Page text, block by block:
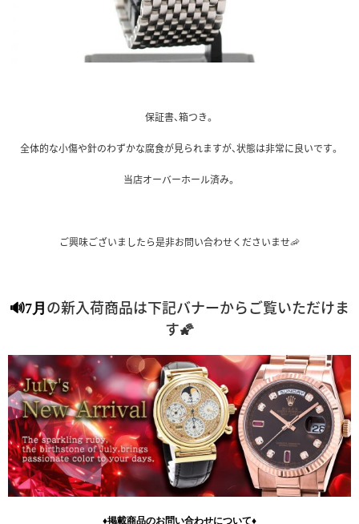
保証書、箱つき。
全体的な小傷や針のわずかな腐食が見られますが、状態は非常に良いです。
当店オーバーホール済み。
ご興味ございましたら是非お問い合わせくださいませ🦐
🔊7月 の新入荷商品は下記バナーからご覧いただけま
す🌠
♦掲載商品のお問い合わせについて♦